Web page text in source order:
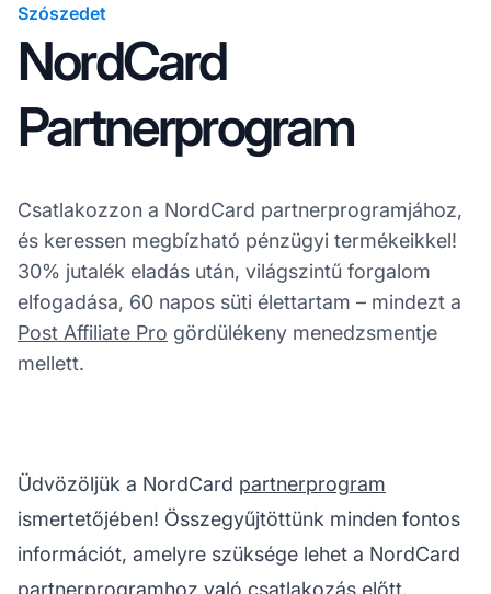
Szószedet
NordCard
Partnerprogram
Csatlakozzon a NordCard partnerprogramjához,
és keressen megbízható pénzügyi termékeikkel!
30% jutalék eladás után, világszintű forgalom
elfogadása, 60 napos süti élettartam – mindezt a
Post Affiliate Pro gördülékeny menedzsmentje
mellett.
Üdvözöljük a NordCard partnerprogram
ismertetőjében! Összegyűjtöttünk minden fontos
információt, amelyre szüksége lehet a NordCard
partnerprogramhoz való csatlakozás előtt.